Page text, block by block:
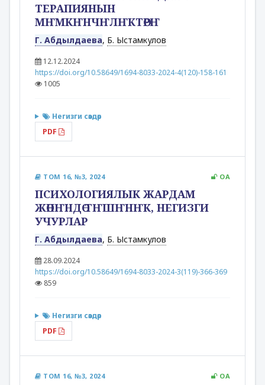
ТЕРАПИЯНЫН
МҤМКҤНЧҤЛҤКТӨРҤ
Г. Абдылдаева, Б. Ыстамкулов
12.12.2024
https://doi.org/10.58649/1694-8033-2024-4(120)-158-161
1005
Негизги сөздөр
PDF
ТОМ 16, №3, 2024 OA
ПСИХОЛОГИЯЛЫК ЖАРДАМ
ЖӨНҤНДӨ ТҤШҤНҤК, НЕГИЗГИ
УЧУРЛАР
Г. Абдылдаева, Б. Ыстамкулов
28.09.2024
https://doi.org/10.58649/1694-8033-2024-3(119)-366-369
859
Негизги сөздөр
PDF
ТОМ 16, №3, 2024 OA